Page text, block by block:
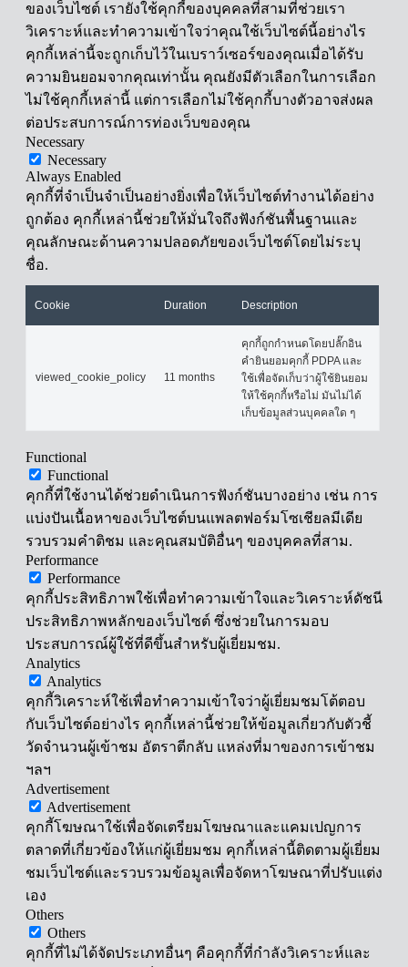
ของเว็บไซต์ เรายังใช้คุกกี้ของบุคคลที่สามที่ช่วยเรา
วิเคราะห์และทำความเข้าใจว่าคุณใช้เว็บไซต์นี้อย่างไร
คุกกี้เหล่านี้จะถูกเก็บไว้ในเบราว์เซอร์ของคุณเมื่อได้รับ
ความยินยอมจากคุณเท่านั้น คุณยังมีตัวเลือกในการเลือก
ไม่ใช้คุกกี้เหล่านี้ แต่การเลือกไม่ใช้คุกกี้บางตัวอาจส่งผล
ต่อประสบการณ์การท่องเว็บของคุณ
Necessary
Necessary
Always Enabled
คุกกี้ที่จำเป็นจำเป็นอย่างยิ่งเพื่อให้เว็บไซต์ทำงานได้อย่าง
ถูกต้อง คุกกี้เหล่านี้ช่วยให้มั่นใจถึงฟังก์ชันพื้นฐานและ
คุณลักษณะด้านความปลอดภัยของเว็บไซต์โดยไม่ระบุ
ชื่อ.
Cookie Duration Description
viewed_cookie_policy 11 months
คุกกี้ถูกกำหนดโดยปลั๊กอิน
คำยินยอมคุกกี้ PDPA และ
ใช้เพื่อจัดเก็บว่าผู้ใช้ยินยอม
ให้ใช้คุกกี้หรือไม่ มันไม่ได้
เก็บข้อมูลส่วนบุคคลใด ๆ
Functional
Functional
คุกกี้ที่ใช้งานได้ช่วยดำเนินการฟังก์ชันบางอย่าง เช่น การ
แบ่งปันเนื้อหาของเว็บไซต์บนแพลตฟอร์มโซเชียลมีเดีย
รวบรวมคำติชม และคุณสมบัติอื่นๆ ของบุคคลที่สาม.
Performance
Performance
คุกกี้ประสิทธิภาพใช้เพื่อทำความเข้าใจและวิเคราะห์ดัชนี
ประสิทธิภาพหลักของเว็บไซต์ ซึ่งช่วยในการมอบ
ประสบการณ์ผู้ใช้ที่ดีขึ้นสำหรับผู้เยี่ยมชม.
Analytics
Analytics
คุกกี้วิเคราะห์ใช้เพื่อทำความเข้าใจว่าผู้เยี่ยมชมโต้ตอบ
กับเว็บไซต์อย่างไร คุกกี้เหล่านี้ช่วยให้ข้อมูลเกี่ยวกับตัวชี้
วัดจำนวนผู้เข้าชม อัตราตีกลับ แหล่งที่มาของการเข้าชม
ฯลฯ
Advertisement
Advertisement
คุกกี้โฆษณาใช้เพื่อจัดเตรียมโฆษณาและแคมเปญการ
ตลาดที่เกี่ยวข้องให้แก่ผู้เยี่ยมชม คุกกี้เหล่านี้ติดตามผู้เยี่ยม
ชมเว็บไซต์และรวบรวมข้อมูลเพื่อจัดหาโฆษณาที่ปรับแต่ง
เอง
Others
Others
คุกกี้ที่ไม่ได้จัดประเภทอื่นๆ คือคุกกี้ที่กำลังวิเคราะห์และ